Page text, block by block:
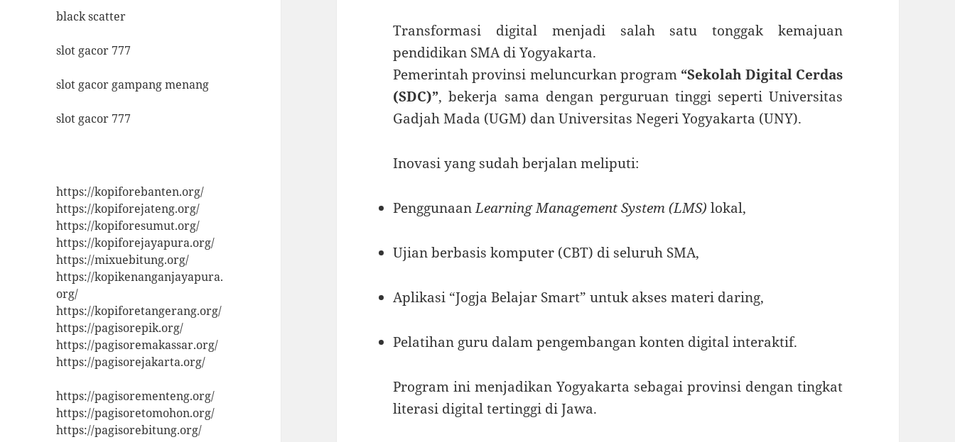
black scatter
slot gacor 777
slot gacor gampang menang
slot gacor 777
https://kopiforebanten.org/
https://kopiforejateng.org/
https://kopiforesumut.org/
https://kopiforejayapura.org/
https://mixuebitung.org/
https://kopikenanganjayapura.
org/
https://kopiforetangerang.org/
https://pagisorepik.org/
https://pagisoremakassar.org/
https://pagisorejakarta.org/
https://pagisorementeng.org/
https://pagisoretomohon.org/
https://pagisorebitung.org/
Transformasi digital menjadi salah satu tonggak kemajuan
pendidikan SMA di Yogyakarta.
Pemerintah provinsi meluncurkan program “Sekolah Digital Cerdas
(SDC)”, bekerja sama dengan perguruan tinggi seperti Universitas
Gadjah Mada (UGM) dan Universitas Negeri Yogyakarta (UNY).
Inovasi yang sudah berjalan meliputi:
PenggunaanLearning Management System (LMS) lokal,
Ujian berbasis komputer (CBT) di seluruh SMA,
Aplikasi “Jogja Belajar Smart” untuk akses materi daring,
Pelatihan guru dalam pengembangan konten digital interaktif.
Program ini menjadikan Yogyakarta sebagai provinsi dengan tingkat
literasi digital tertinggi di Jawa.